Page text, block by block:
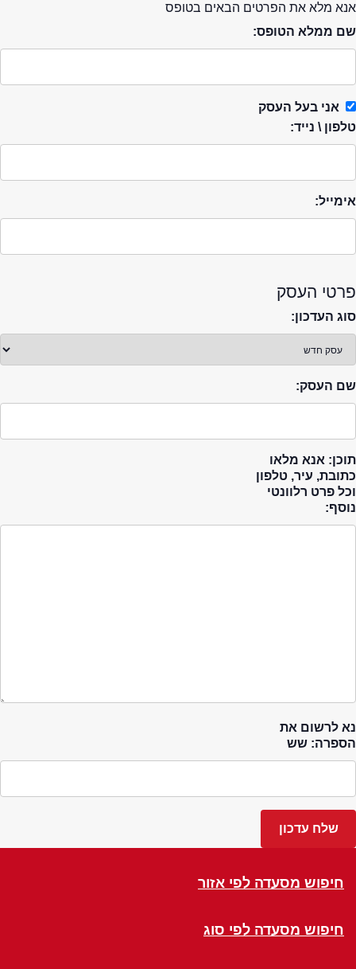
אנא מלא את הפרטים הבאים בטופס
שם ממלא הטופס:
אני בעל העסק
טלפון \ נייד:
אימייל:
פרטי העסק
סוג העדכון:
שם העסק:
תוכן: אנא מלאו
כתובת, עיר, טלפון
וכל פרט רלוונטי
נוסף:
נא לרשום את
הספרה: שש
חיפוש מסעדה לפי אזור
חיפוש מסעדה לפי סוג